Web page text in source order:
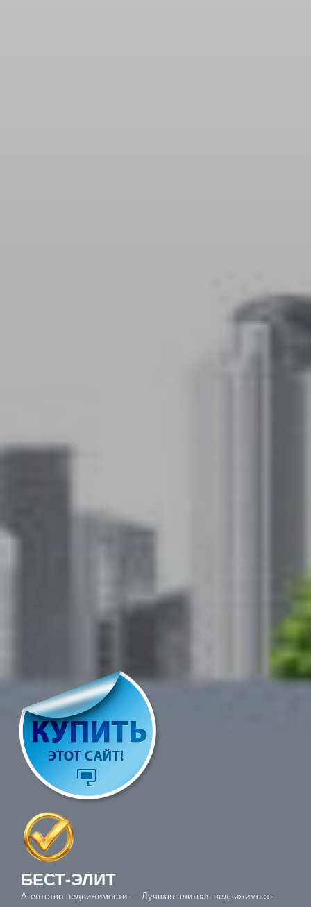
БЕСТ-ЭЛИТ
Агентство недвижимости — Лучшая элитная недвижимость